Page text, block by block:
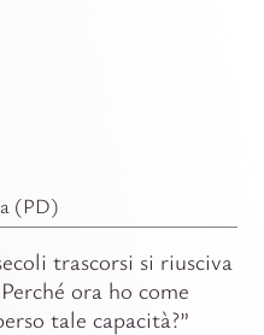
(PD)
trascorsi si riusciva
ora ho come
tale capacità?”